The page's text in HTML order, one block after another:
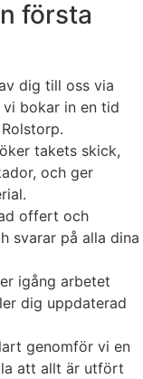
första
dig till oss via
bokar in en tid
takets skick,
och ger
offert och
svarar på alla dina
igång arbetet
dig uppdaterad
genomför vi en
att allt är utfört